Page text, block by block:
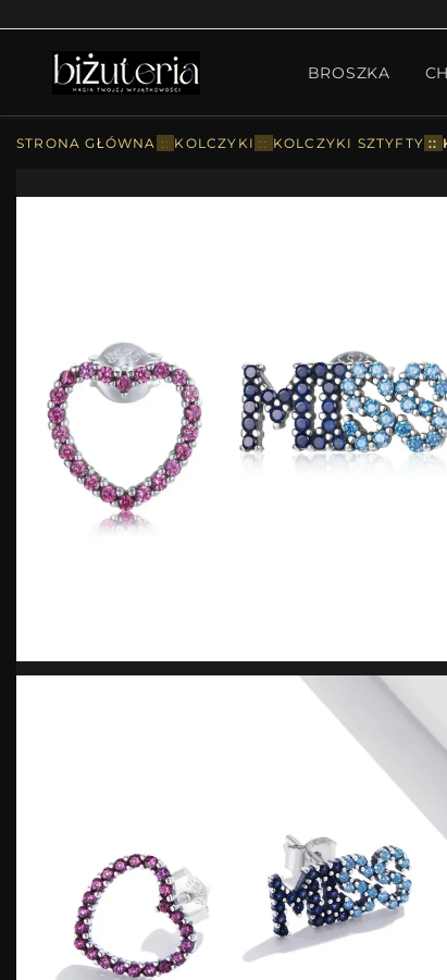
BROSZKA
STRONA GŁÓWNA :: KOLCZYKI :: KOLCZYKI SZTYFTY ::